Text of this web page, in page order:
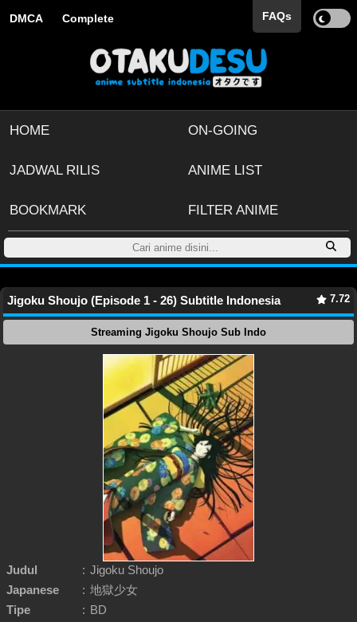
DMCA Complete FAQs
HOME ON-GOING
JADWAL RILIS ANIME LIST
BOOKMARK FILTER ANIME
Jigoku Shoujo (Episode 1 - 26) Subtitle Indonesia 7.72
Streaming Jigoku Shoujo Sub Indo
Judul : Jigoku Shoujo
Japanese
: 地獄少女
Tipe
: BD